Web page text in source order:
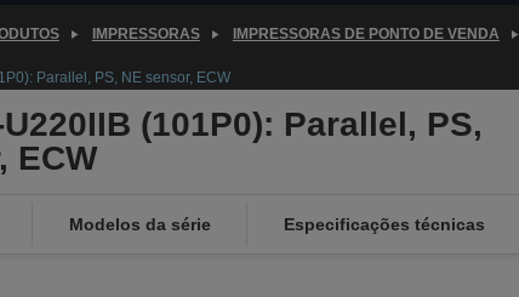
IMPRESSORAS IMPRESSORAS DE PONTO DE VENDA
Parallel, PS, NE sensor, ECW
(101P0): Parallel, PS,
ECW
Modelos da série Especificações técnicas